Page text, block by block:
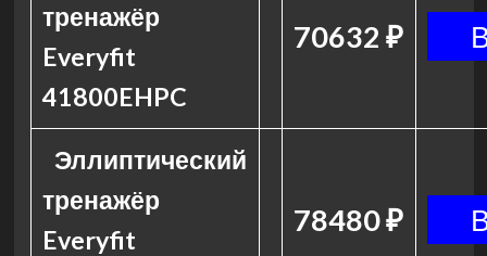
тренажёр
Everyfit
41800EHPC
70632 ₽
Эллиптический
тренажёр
Everyfit
78480 ₽